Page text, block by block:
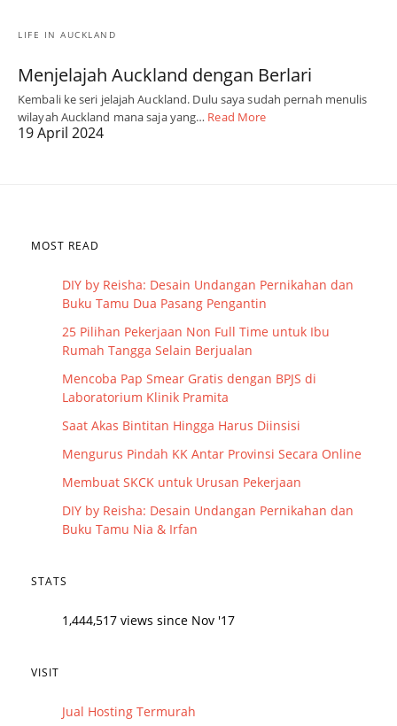
LIFE IN AUCKLAND
Menjelajah Auckland dengan Berlari
Kembali ke seri jelajah Auckland. Dulu saya sudah pernah menulis
wilayah Auckland mana saja yang… Read More
19 April 2024
MOST READ
DIY by Reisha: Desain Undangan Pernikahan dan
Buku Tamu Dua Pasang Pengantin
25 Pilihan Pekerjaan Non Full Time untuk Ibu
Rumah Tangga Selain Berjualan
Mencoba Pap Smear Gratis dengan BPJS di
Laboratorium Klinik Pramita
Saat Akas Bintitan Hingga Harus Diinsisi
Mengurus Pindah KK Antar Provinsi Secara Online
Membuat SKCK untuk Urusan Pekerjaan
DIY by Reisha: Desain Undangan Pernikahan dan
Buku Tamu Nia & Irfan
STATS
1,444,517 views since Nov '17
VISIT
Jual Hosting Termurah